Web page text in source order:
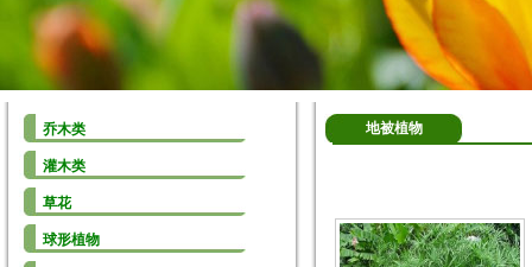
乔木类
灌木类
草花
球形植物
地被植物